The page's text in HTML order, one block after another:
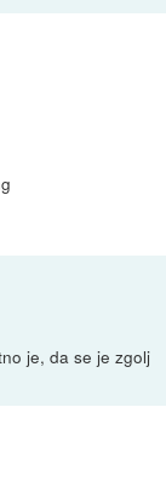
je, da se je zgolj